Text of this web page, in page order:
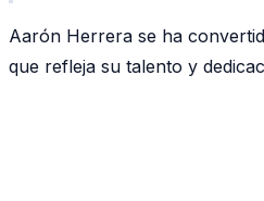
Aarón Herrera se ha
que refleja su talento y